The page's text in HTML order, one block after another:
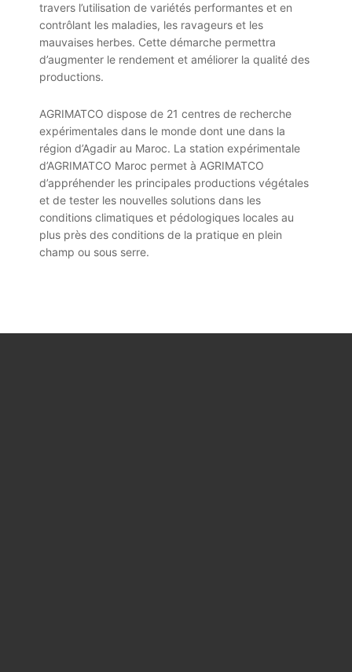
travers l’utilisation de variétés performantes et en
contrôlant les maladies, les ravageurs et les
mauvaises herbes. Cette démarche permettra
d’augmenter le rendement et améliorer la qualité des
productions.
AGRIMATCO dispose de 21 centres de recherche
expérimentales dans le monde dont une dans la
région d’Agadir au Maroc. La station expérimentale
d’AGRIMATCO Maroc permet à AGRIMATCO
d’appréhender les principales productions végétales
et de tester les nouvelles solutions dans les
conditions climatiques et pédologiques locales au
plus près des conditions de la pratique en plein
champ ou sous serre.